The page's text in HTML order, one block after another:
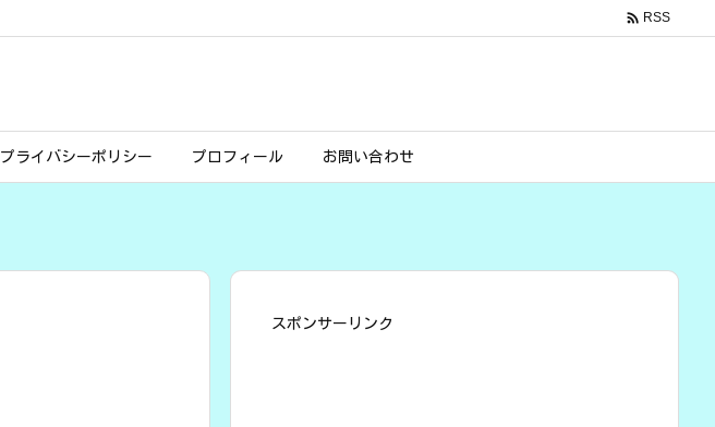
プライバシーポリシー プロフィール お問い合わせ
 RSS
スポンサーリンク